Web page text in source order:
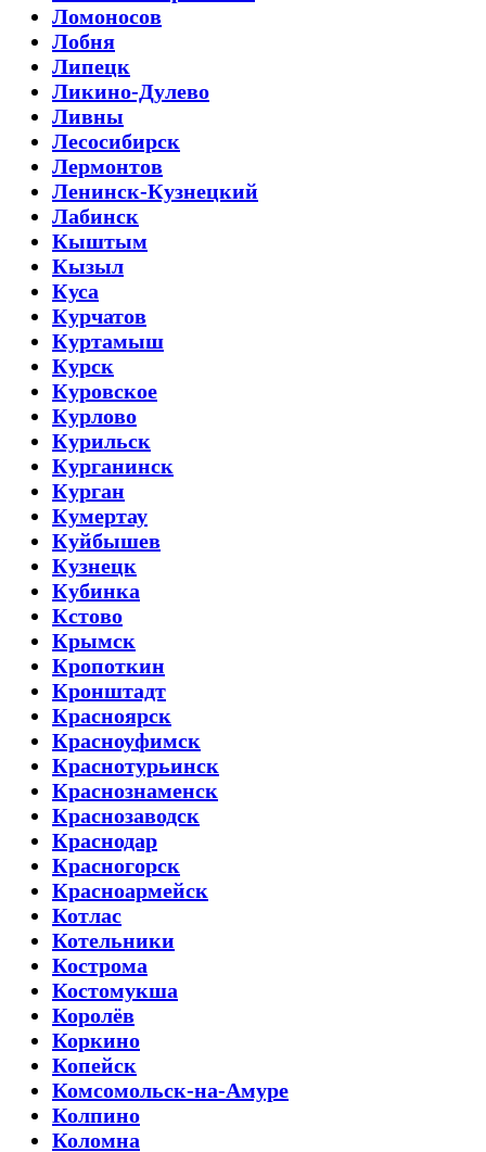
Ломоносов
Лобня
Липецк
Ликино-Дулево
Ливны
Лесосибирск
Лермонтов
Ленинск-Кузнецкий
Лабинск
Кыштым
Кызыл
Куса
Курчатов
Куртамыш
Курск
Куровское
Курлово
Курильск
Курганинск
Курган
Кумертау
Куйбышев
Кузнецк
Кубинка
Кстово
Крымск
Кропоткин
Кронштадт
Красноярск
Красноуфимск
Краснотурьинск
Краснознаменск
Краснозаводск
Краснодар
Красногорск
Красноармейск
Котлас
Котельники
Кострома
Костомукша
Королёв
Коркино
Копейск
Комсомольск-на-Амуре
Колпино
Коломна